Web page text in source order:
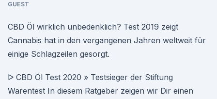
GUEST
CBD Öl wirklich unbedenklich? Test 2019 zeigt
Cannabis hat in den vergangenen Jahren weltweit für
einige Schlagzeilen gesorgt.
ᐅ CBD Öl Test 2020 » Testsieger der Stiftung
Warentest In diesem Ratgeber zeigen wir Dir einen